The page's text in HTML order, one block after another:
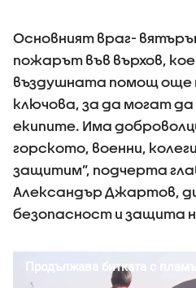
Основният враг-
пожарът във върхов,
въздушната помощ още
ключова, за да могат
екипите. Има
горското, военни,
защитим”, подчерта
Александър Джартов,
безопасност и защита